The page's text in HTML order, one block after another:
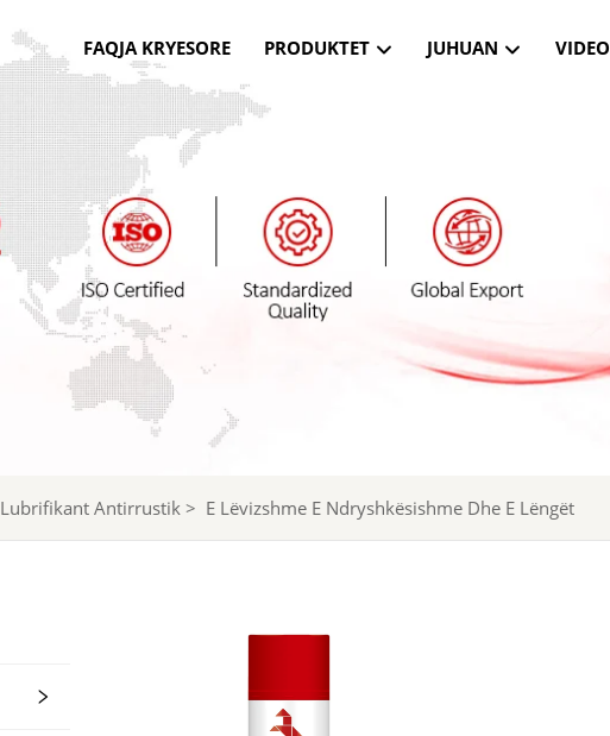
FAQJA KRYESORE PRODUKTET JUHUAN VIDEO
Lubrifikant Antirrustik > E Lëvizshme E Ndryshkësishme Dhe E Lëngët